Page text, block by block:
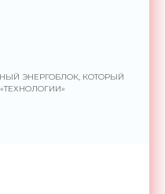
ЭНЕРГОБЛОК, КОТОРЫЙ